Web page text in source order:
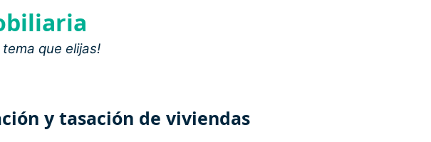
que elijas!
y tasación de viviendas